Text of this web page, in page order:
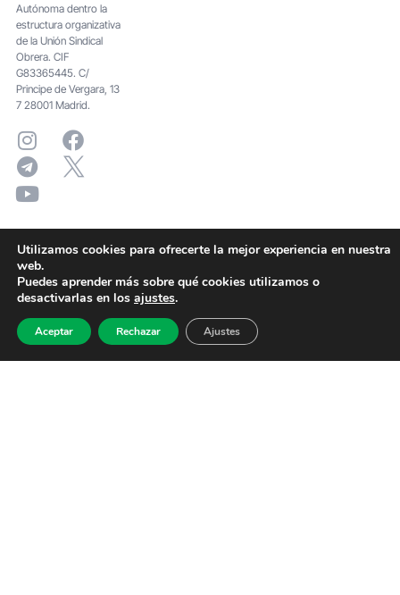
Autónoma dentro la
estructura organizativa
de la Unión Sindical
Obrera. CIF
G83365445. C/
Principe de Vergara, 13
7 28001 Madrid.
Utilizamos cookies para ofrecerte la mejor experiencia en nuestra
web.
Puedes aprender más sobre qué cookies utilizamos o
desactivarlas en los ajustes.
Aceptar Rechazar Ajustes